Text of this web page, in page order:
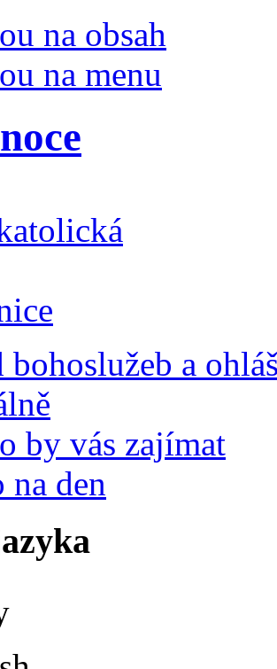
na obsah
na menu
bohoslužeb a
by vás zajímat
na den